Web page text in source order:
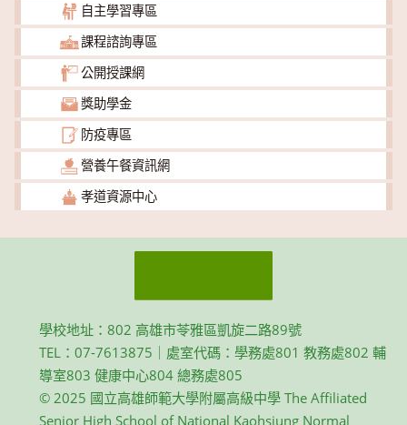
自主學習專區
課程諮詢專區
公開授課網
獎助學金
防疫專區
營養午餐資訊網
孝道資源中心
學校地址：802 高雄市苓雅區凱旋二路89號
TEL：07-7613875｜處室代碼：學務處801 教務處802 輔
導室803 健康中心804 總務處805
© 2025 國立高雄師範大學附屬高級中學 The Affiliated
Senior High School of National Kaohsiung Normal